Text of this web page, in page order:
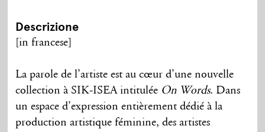
Descrizione
[in francese]
La parole de l’artiste est au cœur d’une nouvelle
collection à SIK-ISEA intitulée On Words. Dans
un espace d’expression entièrement dédié à la
production artistique féminine, des artistes